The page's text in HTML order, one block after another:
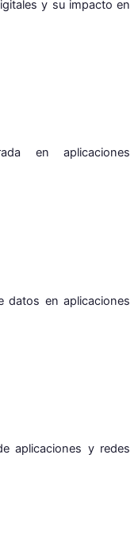
y su impacto en
en aplicaciones
datos en aplicaciones
aplicaciones y redes